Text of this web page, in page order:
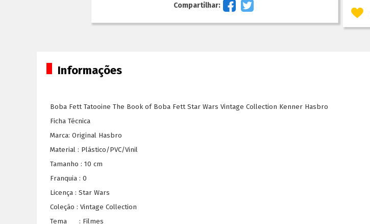
Compartilhar:
Informações
Boba Fett Tatooine The Book of Boba Fett Star Wars Vintage Collection Kenner Hasbro
Ficha Técnica
Marca: Original Hasbro
Material : Plástico/PVC/Vinil
Tamanho : 10 cm
Franquia : 0
Licença : Star Wars
Coleção : Vintage Collection
Tema : Filmes